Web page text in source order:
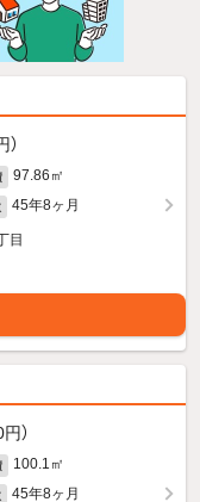
97.86㎡
45年8ヶ月
目
）
100.1㎡
45年8ヶ月